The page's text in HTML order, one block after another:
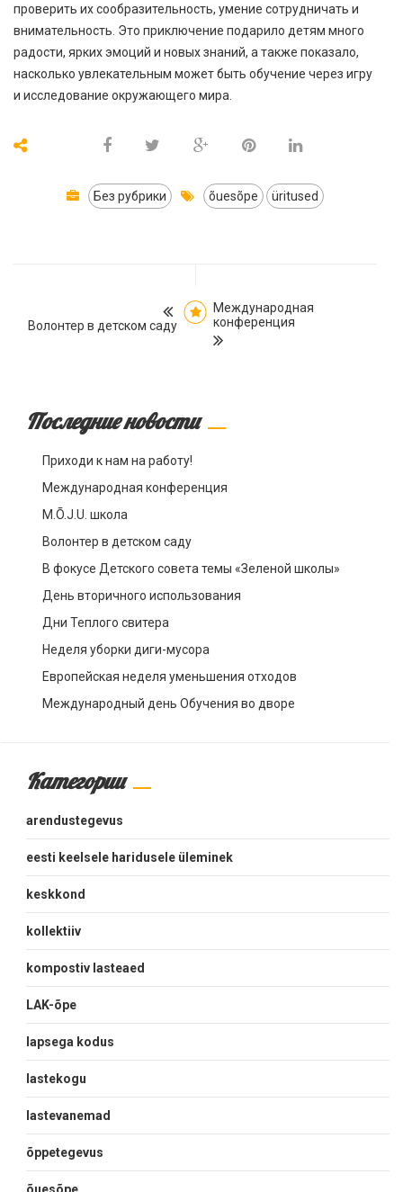
проверить их сообразительность, умение сотрудничать и
внимательность. Это приключение подарило детям много
радости, ярких эмоций и новых знаний, а также показало,
насколько увлекательным может быть обучение через игру
и исследование окружающего мира.
Без рубрики õuesõpe üritused
Волонтер в детском саду
Международная
конференция
Последние новости
Приходи к нам на работу!
Международная конференция
M.Õ.J.U. школа
Волонтер в детском саду
В фокусе Детского совета темы «Зеленой школы»
День вторичного использования
Дни Теплого свитера
Неделя уборки диги-мусора
Европейская неделя уменьшения отходов
Международный день Обучения во дворе
Категории
arendustegevus
eesti keelsele haridusele üleminek
keskkond
kollektiiv
kompostiv lasteaed
LAK-õpe
lapsega kodus
lastekogu
lastevanemad
õppetegevus
õuesõpe